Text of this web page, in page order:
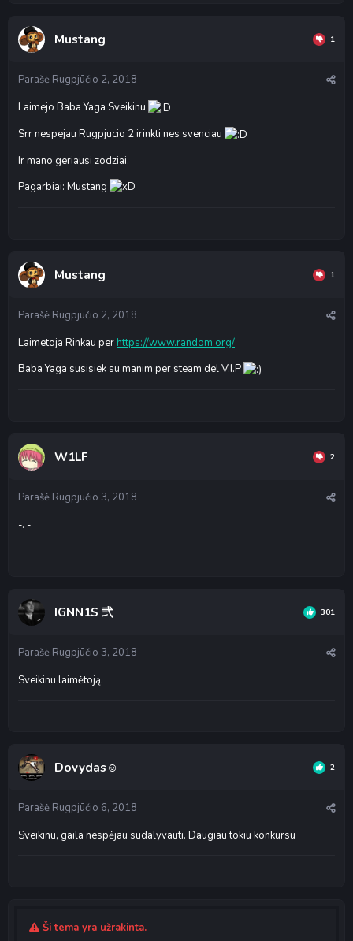
Mustang 1
Parašė Rugpjūčio 2, 2018
Laimejo Baba Yaga Sveikinu
Srr nespejau Rugpjucio 2 irinkti nes svenciau
Ir mano geriausi zodziai.
Pagarbiai: Mustang
Mustang 1
Parašė Rugpjūčio 2, 2018
Laimetoja Rinkau per https://www.random.org/
Baba Yaga susisiek su manim per steam del V.I.P
W1LF 2
Parašė Rugpjūčio 3, 2018
-. -
IGNN1S 弐 301
Parašė Rugpjūčio 3, 2018
Sveikinu laimėtoją.
Dovydas☺ 2
Parašė Rugpjūčio 6, 2018
Sveikinu, gaila nespėjau sudalyvauti. Daugiau tokiu konkursu
Ši tema yra užrakinta.